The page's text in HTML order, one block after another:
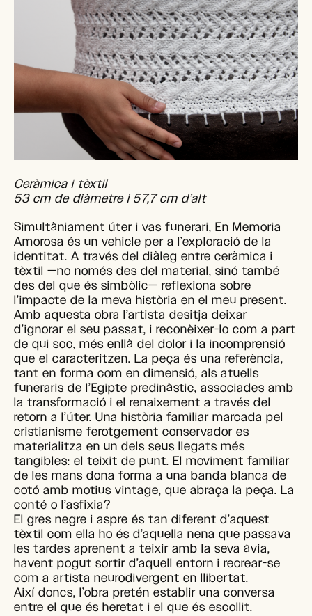
Ceràmica i tèxtil
53 cm de diàmetre i 57,7 cm d’alt
Simultàniament úter i vas funerari, En Memoria
Amorosa és un vehicle per a l’exploració de la
identitat. A través del diàleg entre ceràmica i
tèxtil —no només des del material, sinó també
des del que és simbòlic— reflexiona sobre
l’impacte de la meva història en el meu present.
Amb aquesta obra l’artista desitja deixar
d’ignorar el seu passat, i reconèixer-lo com a part
de qui soc, més enllà del dolor i la incomprensió
que el caracteritzen. La peça és una referència,
tant en forma com en dimensió, als atuells
funeraris de l’Egipte predinàstic, associades amb
la transformació i el renaixement a través del
retorn a l’úter. Una història familiar marcada pel
cristianisme ferotgement conservador es
materialitza en un dels seus llegats més
tangibles: el teixit de punt. El moviment familiar
de les mans dona forma a una banda blanca de
cotó amb motius vintage, que abraça la peça. La
conté o l’asfixia?
El gres negre i aspre és tan diferent d’aquest
tèxtil com ella ho és d’aquella nena que passava
les tardes aprenent a teixir amb la seva àvia,
havent pogut sortir d’aquell entorn i recrear-se
com a artista neurodivergent en llibertat.
Així doncs, l’obra pretén establir una conversa
entre el que és heretat i el que és escollit.